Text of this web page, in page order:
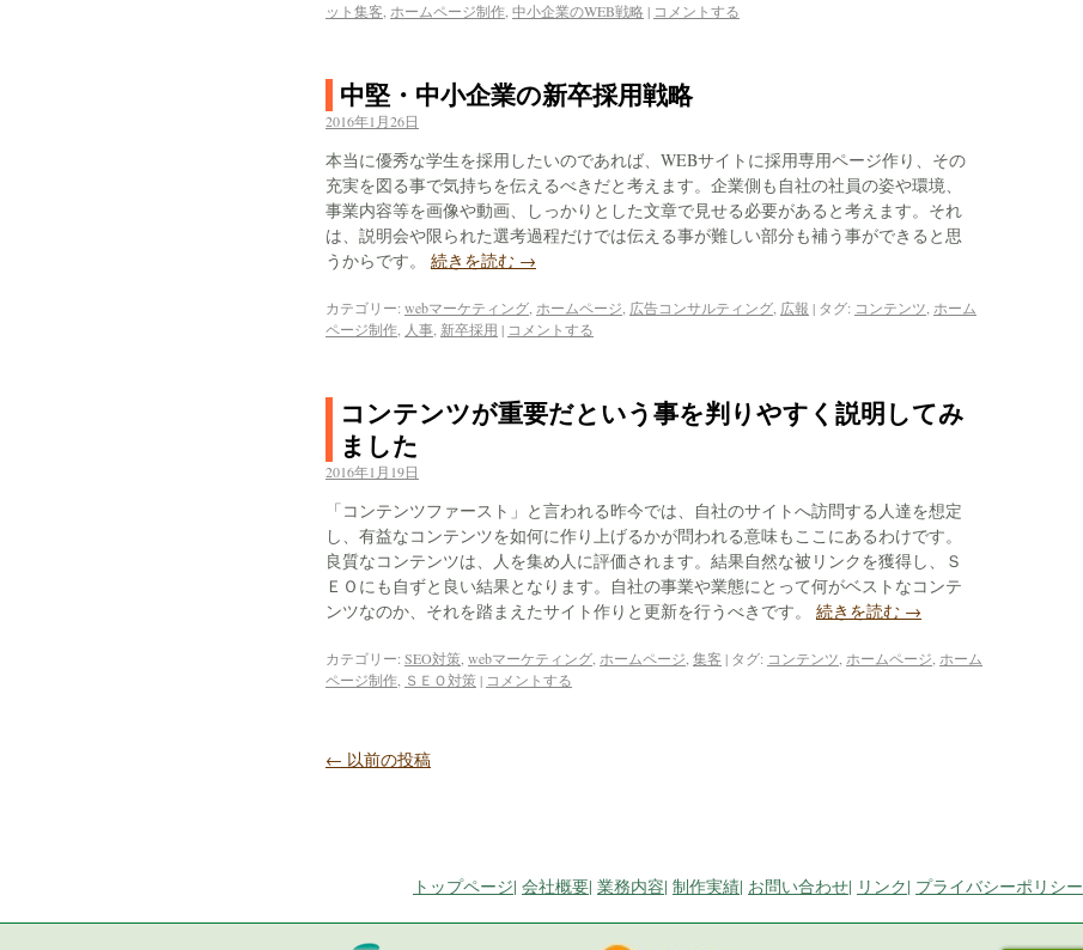
ット集客 ホームページ制作 中小企業のWEB戦略 | コメントする
中堅・中小企業の新卒採用戦略
2016年1月26日
本当に優秀な学生を採用したいのであれば、WEBサイトに採用専用ページ作り、その
充実を図る事で気持ちを伝えるべきだと考えます。企業側も自社の社員の姿や環境、
事業内容等を画像や動画、しっかりとした文章で見せる必要があると考えます。それ
は、説明会や限られた選考過程だけでは伝える事が難しい部分も補う事ができると思
うからです。 続きを読む →
カテゴリー: webマーケティング ホームページ 広告コンサルティング 広報 | タグ: コンテンツ ホーム
ページ制作 人事 新卒採用 | コメントする
コンテンツが重要だという事を判りやすく説明してみ
ました
2016年1月19日
「コンテンツファースト」と言われる昨今では、自社のサイトへ訪問する人達を想定
し、有益なコンテンツを如何に作り上げるかが問われる意味もここにあるわけです。
良質なコンテンツは、人を集め人に評価されます。結果自然な被リンクを獲得し、Ｓ
ＥＯにも自ずと良い結果となります。自社の事業や業態にとって何がベストなコンテ
ンツなのか、それを踏まえたサイト作りと更新を行うべきです。 続きを読む →
カテゴリー: SEO対策 webマーケティング ホームページ 集客 | タグ: コンテンツ ホームページ ホーム
ページ制作 ＳＥＯ対策| コメントする
← 以前の投稿
トップページ| 会社概要| 業務内容| 制作実績| お問い合わせ| リンク| プライバシーポリシー